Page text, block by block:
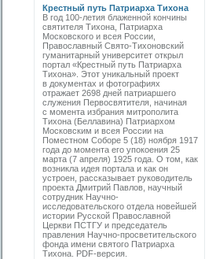
Крестный путь Патриарха Тихона
В год 100-летия блаженной кончины
святителя Тихона, Патриарха
Московского и всея России,
Православный Свято-Тихоновский
гуманитарный университет открыл
портал «Крестный путь Патриарха
Тихона». Этот уникальный проект
в документах и фотографиях
отражает 2698 дней патриаршего
служения Первосвятителя, начиная
с момента избрания митрополита
Тихона (Беллавина) Патриархом
Московским и всея России на
Поместном Соборе 5 (18) ноября 1917
года до момента его упокоения 25
марта (7 апреля) 1925 года. О том, как
возникла идея портала и как он
устроен, рассказывает руководитель
проекта Дмитрий Павлов, научный
сотрудник Научно-
исследовательского отдела новейшей
истории Русской Православной
Церкви ПСТГУ и председатель
правления Научно-просветительского
фонда имени святого Патриарха
Тихона. PDF-версия.